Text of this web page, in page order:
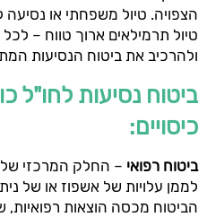
הצפויה. טיול משפחתי או
טיול תרמילאים ארוך טווח –
ולהרכיב את ביטוח הנסיעות
ביטוח נסיעות לחו"ל
כיסויים:
ביטוח רפואי – החלק המרכזי של
לממן עלויות של אשפוז או של
הביטוח מכסה הוצאות רפואיות,